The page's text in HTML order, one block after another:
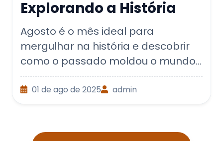
Explorando a História
Agosto é o mês ideal para
mergulhar na história e descobrir
como o passado moldou o mundo
em que vivemos. Trabalhar com...
01 de ago de 2025 admin